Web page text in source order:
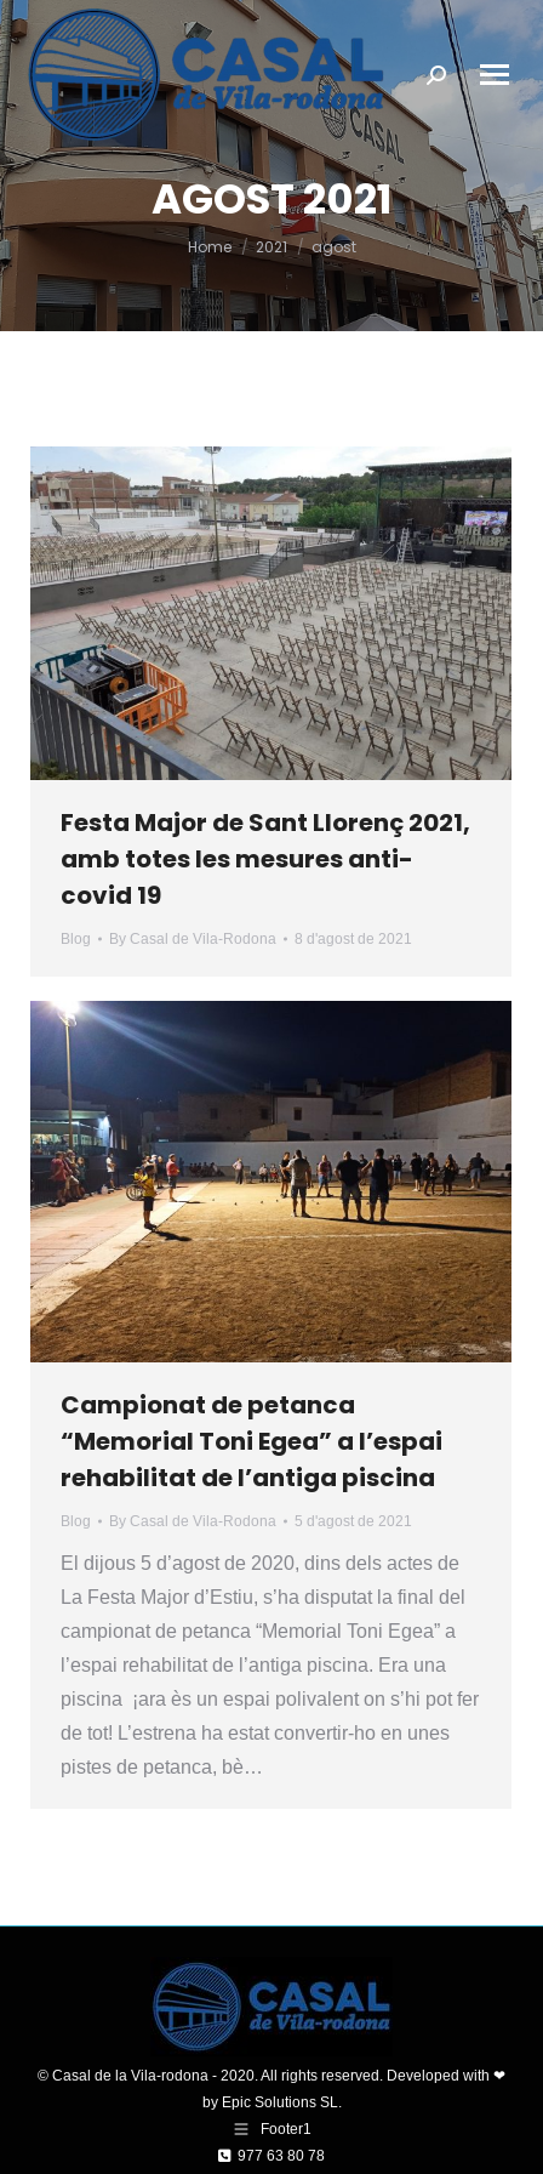
Search:
AGOST 2021
You are here:
Home 2021 agost
Festa Major de Sant Llorenç 2021,
amb totes les mesures anti-
covid 19
Blog By Casal de Vila-Rodona 8 d'agost de 2021
Campionat de petanca
“Memorial Toni Egea” a l’espai
rehabilitat de l’antiga piscina
Blog By Casal de Vila-Rodona 5 d'agost de 2021
El dijous 5 d’agost de 2020, dins dels actes de
La Festa Major d’Estiu, s’ha disputat la final del
campionat de petanca “Memorial Toni Egea” a
l’espai rehabilitat de l’antiga piscina. Era una
piscina ¡ara ès un espai polivalent on s’hi pot fer
de tot! L’estrena ha estat convertir-ho en unes
pistes de petanca, bè…
© Casal de la Vila-rodona - 2020. All rights reserved. Developed with ❤
by Epic Solutions SL.
Footer1
977 63 80 78